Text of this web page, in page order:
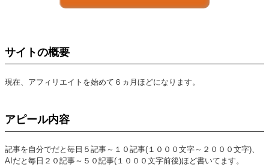
サイトの概要
現在、アフィリエイトを始めて６ヵ月ほどになります。
アピール内容
記事を自分でだと毎日５記事～１０記事(１０００文字～２０００文字)、
AIだと毎日２０記事～５０記事(１０００文字前後)ほど書いてます。